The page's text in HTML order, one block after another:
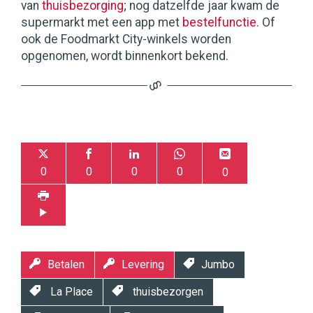
van thuisbezorging; nog datzelfde jaar kwam de
supermarkt met een app met bestelfunctie. Of
ook de Foodmarkt City-winkels worden
opgenomen, wordt binnenkort bekend.
0 0 0 0 0
Betalen Levering Jumbo
La Place thuisbezorgen